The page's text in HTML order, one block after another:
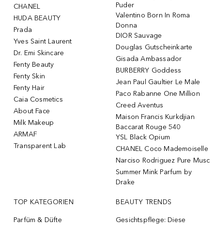
CHANEL
HUDA BEAUTY
Prada
Yves Saint Laurent
Dr. Emi Skincare
Fenty Beauty
Fenty Skin
Fenty Hair
Caia Cosmetics
About Face
Milk Makeup
ARMAF
Transparent Lab
Puder
Valentino Born In Roma
Donna
DIOR Sauvage
Douglas Gutscheinkarte
Gisada Ambassador
BURBERRY Goddess
Jean Paul Gaultier Le Male
Paco Rabanne One Million
Creed Aventus
Maison Francis Kurkdjian
Baccarat Rouge 540
YSL Black Opium
CHANEL Coco Mademoiselle
Narciso Rodriguez Pure Musc
Summer Mink Parfum by
Drake
TOP KATEGORIEN
Parfüm & Düfte
BEAUTY TRENDS
Gesichtspflege: Diese